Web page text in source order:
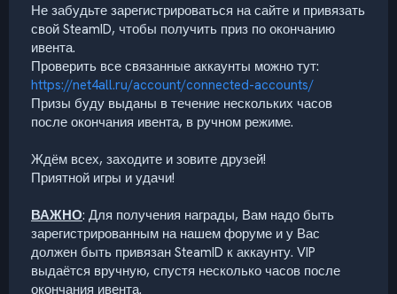
Не забудьте зарегистрироваться на сайте и привязать
свой SteamID, чтобы получить приз по окончанию
ивента.
Проверить все связанные аккаунты можно тут:
https://net4all.ru/account/connected-accounts/
Призы буду выданы в течение нескольких часов
после окончания ивента, в ручном режиме.
Ждём всех, заходите и зовите друзей!
Приятной игры и удачи!
ВАЖНО: Для получения награды, Вам надо быть
зарегистрированным на нашем форуме и у Вас
должен быть привязан SteamID к аккаунту. VIP
выдаётся вручную, спустя несколько часов после
окончания ивента.